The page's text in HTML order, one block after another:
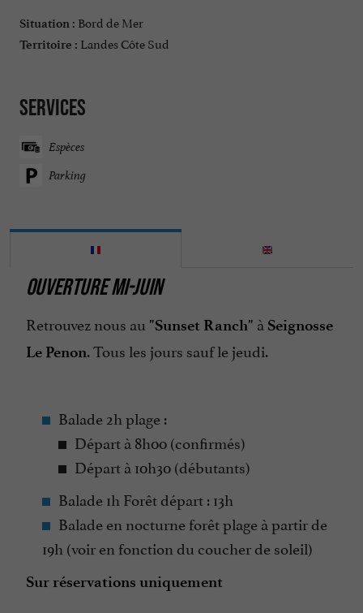
Situation : Bord de Mer
Territoire : Landes Côte Sud
Services
Espèces
Parking
OUVERTURE MI-JUIN
Retrouvez nous au "Sunset Ranch" à Seignosse
Le Penon. Tous les jours sauf le jeudi.
Balade 2h plage :
Départ à 8h00 (confirmés)
Départ à 10h30 (débutants)
Balade 1h Forêt départ : 13h
Balade en nocturne forêt plage à partir de
19h (voir en fonction du coucher de soleil)
Sur réservations uniquement